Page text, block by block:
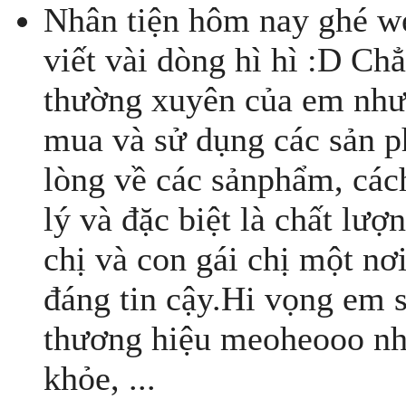
Nhân tiện hôm nay ghé
viết vài dòng hì hì :D
thường xuyên của em
mua và sử dụng các sản
lòng về các sảnphẩm,
lý và đặc biệt là chất
chị và con gái chị một
đáng tin cậy.Hi vọng em
thương hiệu meoheooo
khỏe, ...